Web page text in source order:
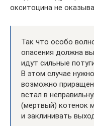
окситоцина не
Так что особо
опасения должна
идут сильные
В этом случае
возможно
встал в
(мертвый) котенок
и заклинивать